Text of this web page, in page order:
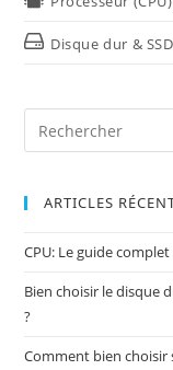
Disque dur & SSD
ARTICLES
CPU: Le guide
Bien choisir le disque
?
Comment bien choisir